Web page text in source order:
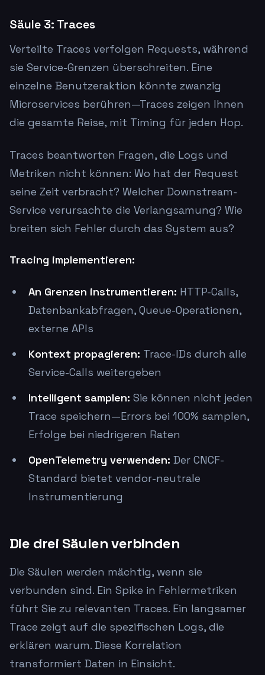
Säule 3: Traces
Verteilte Traces verfolgen Requests, während
sie Service-Grenzen überschreiten. Eine
einzelne Benutzeraktion könnte zwanzig
Microservices berühren—Traces zeigen Ihnen
die gesamte Reise, mit Timing für jeden Hop.
Traces beantworten Fragen, die Logs und
Metriken nicht können: Wo hat der Request
seine Zeit verbracht? Welcher Downstream-
Service verursachte die Verlangsamung? Wie
breiten sich Fehler durch das System aus?
Tracing implementieren:
An Grenzen instrumentieren: HTTP-Calls,
Datenbankabfragen, Queue-Operationen,
externe APIs
Kontext propagieren: Trace-IDs durch alle
Service-Calls weitergeben
Intelligent samplen: Sie können nicht jeden
Trace speichern—Errors bei 100% samplen,
Erfolge bei niedrigeren Raten
OpenTelemetry verwenden: Der CNCF-
Standard bietet vendor-neutrale
Instrumentierung
Die drei Säulen verbinden
Die Säulen werden mächtig, wenn sie
verbunden sind. Ein Spike in Fehlermetriken
führt Sie zu relevanten Traces. Ein langsamer
Trace zeigt auf die spezifischen Logs, die
erklären warum. Diese Korrelation
transformiert Daten in Einsicht.